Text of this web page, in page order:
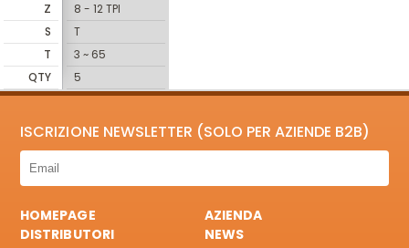
Z
S
T
QTY
8 - 12 TPI
T
3 ~ 65
5
ISCRIZIONE NEWSLETTER (SOLO PER AZIENDE B2B)
HOMEPAGE
AZIENDA
DISTRIBUTORI
NEWS